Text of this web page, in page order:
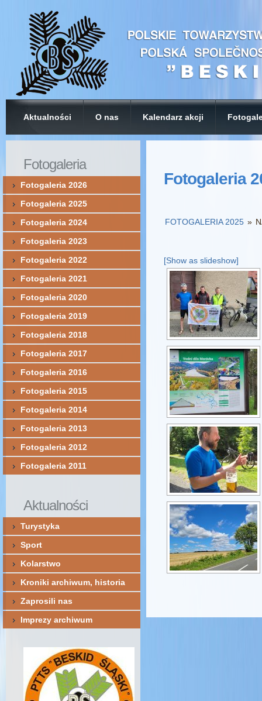
Aktualności O nas Kalendarz akcji
Fotogaleria
FOTOGALERIA 2025 »
[Show as slideshow]
Fotogaleria
Fotogaleria 2026
Fotogaleria 2025
Fotogaleria 2024
Fotogaleria 2023
Fotogaleria 2022
Fotogaleria 2021
Fotogaleria 2020
Fotogaleria 2019
Fotogaleria 2018
Fotogaleria 2017
Fotogaleria 2016
Fotogaleria 2015
Fotogaleria 2014
Fotogaleria 2013
Fotogaleria 2012
Fotogaleria 2011
Aktualności
Turystyka
Sport
Kolarstwo
Kroniki archiwum, historia
Zaprosili nas
Imprezy archiwum